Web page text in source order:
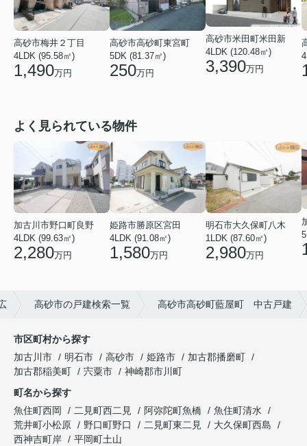
高砂市梅井２丁目
4LDK (95.58㎡)
1,490万円
高砂市高砂町東宮町
5DK (81.37㎡)
250万円
高砂市米田町米田新
4LDK (120.48㎡)
3,390万円
よく見られている物件
加古川市野口町良野
4LDK (99.63㎡)
2,280万円
姫路市勝原区宮田
4LDK (91.08㎡)
1,580万円
明石市大久保町八木
1LDK (87.60㎡)
2,980万円
高砂市の戸建検索一覧 高砂市高砂町藍屋町 中古戸建
市区町村から探す
加古川市
明石市 高砂市 姫路市
加古郡播磨町
加古郡稲美町
宍粟市
神崎郡市川町
町名から探す
魚住町西岡
二見町西二見 阿弥陀町魚橋
魚住町清水
荒井町小松原
野口町野口 二見町東二見
大久保町西島
西神吉町岸
平岡町土山